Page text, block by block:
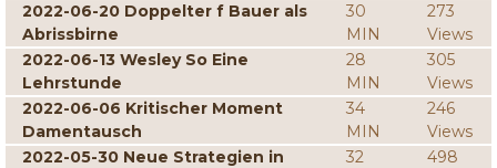
2022-06-20 Doppelter f Bauer als
Abrissbirne
30
MIN
273
Views
2022-06-13 Wesley So Eine
Lehrstunde
28
MIN
305
Views
2022-06-06 Kritischer Moment
Damentausch
34
MIN
246
Views
2022-05-30 Neue Strategien in
32
498